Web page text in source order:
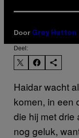
Door Grey Hutton
Deel:
Haidar wacht
komen, in een
die hij met drie
nog geluk,